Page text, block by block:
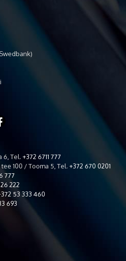
6, Tel. +372 6711 777
100 / Tooma 5, Tel. +372 670 0201
777
222
53 333 460
693